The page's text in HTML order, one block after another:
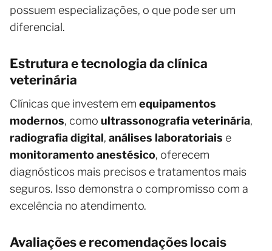
possuem especializações, o que pode ser um
diferencial.
Estrutura e tecnologia da clínica
veterinária
Clínicas que investem em equipamentos
modernos, como ultrassonografia veterinária,
radiografia digital, análises laboratoriais e
monitoramento anestésico, oferecem
diagnósticos mais precisos e tratamentos mais
seguros. Isso demonstra o compromisso com a
excelência no atendimento.
Avaliações e recomendações locais